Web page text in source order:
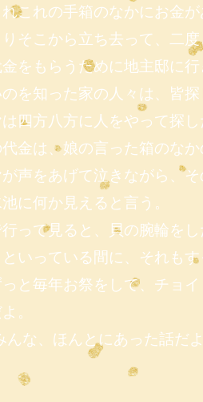
れこれの手箱のなかにお金
そこから立ち去って、二度
をもらうために地主邸に行
を知った家の人々は、皆探
四方八方に人をやって探し
金は、娘の言った箱のなか
声をあげて泣きながら、
に何か見えると言う。
って見ると、貝の腕輪をし
いっている間に、それもす
と毎年お祭をして、チョ
。
な、ほんとにあった話だよ